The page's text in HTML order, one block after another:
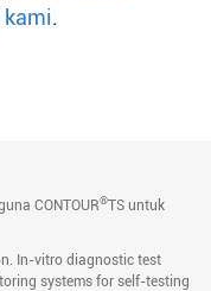
kami.
CONTOUR®TS untuk
In-vitro diagnostic test
systems for self-testing